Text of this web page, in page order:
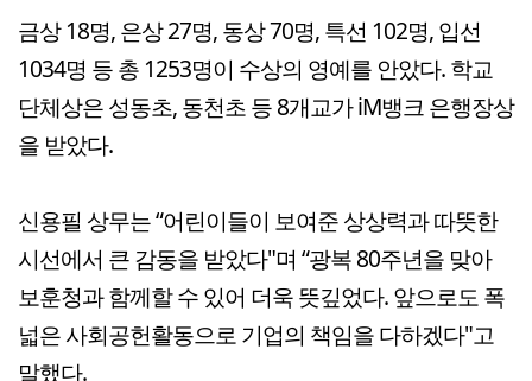
금상 18명, 은상 27명, 동상 70명, 특선 102명, 입선
1034명 등 총 1253명이 수상의 영예를 안았다. 학교
단체상은 성동초, 동천초 등 8개교가 iM뱅크 은행장상
을 받았다.
신용필 상무는 “어린이들이 보여준 상상력과 따뜻한
시선에서 큰 감동을 받았다"며 “광복 80주년을 맞아
보훈청과 함께할 수 있어 더욱 뜻깊었다. 앞으로도 폭
넓은 사회공헌활동으로 기업의 책임을 다하겠다"고
말했다.